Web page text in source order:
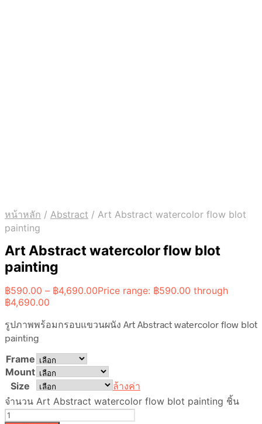
หน้าหลัก / Abstract / Art Abstract watercolor flow blot
painting
Art Abstract watercolor flow blot
painting
฿590.00 – ฿4,690.00Price range: ฿590.00 through
฿4,690.00
รูปภาพพร้อมกรอบแขวนผนัง Art Abstract watercolor flow blot
painting
Frame
Mount
Size
ล้างค่า
จำนวน Art Abstract watercolor flow blot painting ชิ้น